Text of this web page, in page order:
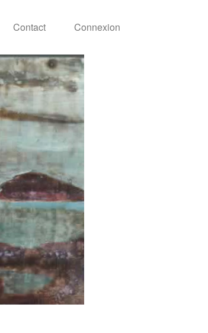
Contact Connexion